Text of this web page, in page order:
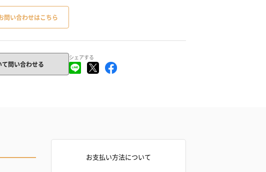
問い合わせはこちら
問い合わせる
シェアする
お支払い方法について